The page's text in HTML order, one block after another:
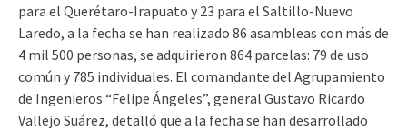
para el Querétaro-Irapuato y 23 para el Saltillo-Nuevo
Laredo, a la fecha se han realizado 86 asambleas con más de
4 mil 500 personas, se adquirieron 864 parcelas: 79 de uso
común y 785 individuales. El comandante del Agrupamiento
de Ingenieros “Felipe Ángeles”, general Gustavo Ricardo
Vallejo Suárez, detalló que a la fecha se han desarrollado